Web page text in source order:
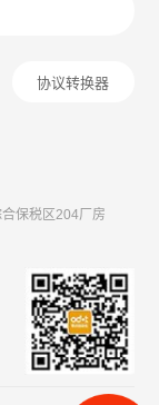
协议转换器
保税区204厂房